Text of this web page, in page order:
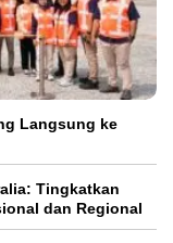
Langsung ke
Tingkatkan
dan Regional